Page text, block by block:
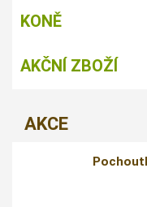
KONĚ
AKČNÍ ZBOŽÍ
AKCE